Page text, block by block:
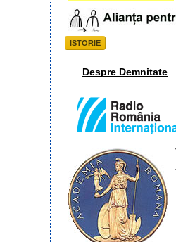
ISTORIE
Despre Demnitate